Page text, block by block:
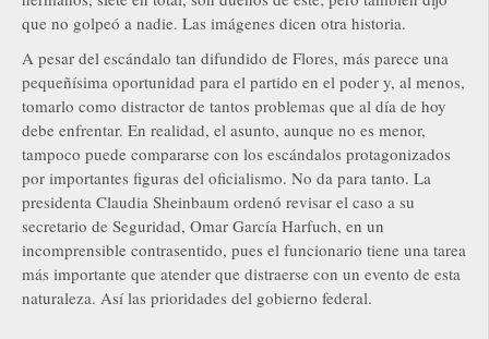
que no golpeó a nadie. Las imágenes dicen otra historia.
A pesar del escándalo tan difundido de Flores, más parece una
pequeñísima oportunidad para el partido en el poder y, al menos,
tomarlo como distractor de tantos problemas que al día de hoy
debe enfrentar. En realidad, el asunto, aunque no es menor,
tampoco puede compararse con los escándalos protagonizados
por importantes figuras del oficialismo. No da para tanto. La
presidenta Claudia Sheinbaum ordenó revisar el caso a su
secretario de Seguridad, Omar García Harfuch, en un
incomprensible contrasentido, pues el funcionario tiene una tarea
más importante que atender que distraerse con un evento de esta
naturaleza. Así las prioridades del gobierno federal.